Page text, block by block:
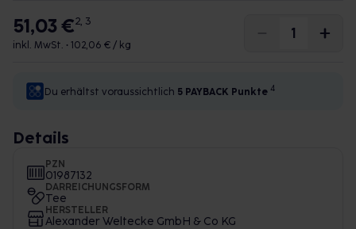
51,03 €2, 3
inkl. MwSt. • 102,06 € / kg
Du erhältst voraussichtlich 5 PAYBACK Punkte 4
Details
PZN
01987132
DARREICHUNGSFORM
Tee
HERSTELLER
Alexander Weltecke GmbH & Co KG